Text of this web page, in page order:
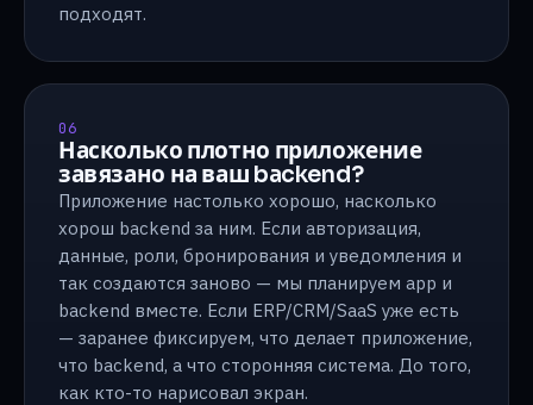
подходят.
06
Насколько плотно приложение
завязано на ваш backend?
Приложение настолько хорошо, насколько
хорош backend за ним. Если авторизация,
данные, роли, бронирования и уведомления и
так создаются заново — мы планируем app и
backend вместе. Если ERP/CRM/SaaS уже есть
— заранее фиксируем, что делает приложение,
что backend, а что сторонняя система. До того,
как кто-то нарисовал экран.